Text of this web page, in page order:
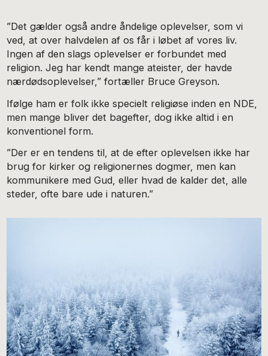
”Det gælder også andre åndelige oplevelser, som vi
ved, at over halvdelen af os får i løbet af vores liv.
Ingen af den slags oplevelser er forbundet med
religion. Jeg har kendt mange ateister, der havde
nærdødsoplevelser,” fortæller Bruce Greyson.
Ifølge ham er folk ikke specielt religiøse inden en NDE,
men mange bliver det bagefter, dog ikke altid i en
konventionel form.
”Der er en tendens til, at de efter oplevelsen ikke har
brug for kirker og religionernes dogmer, men kan
kommunikere med Gud, eller hvad de kalder det, alle
steder, ofte bare ude i naturen.”